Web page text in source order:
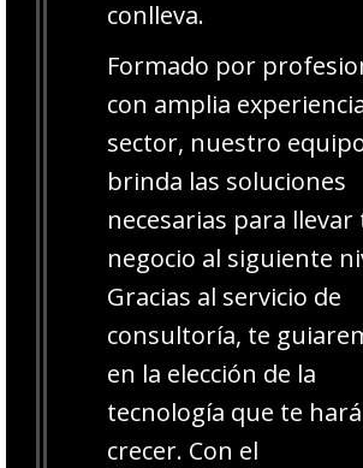
conlleva.
Formado por
con amplia
sector, nuestro
brinda las soluciones
necesarias para llevar
negocio al siguiente
Gracias al servicio de
consultoría, te
en la elección de la
tecnología que te hará
crecer. Con el